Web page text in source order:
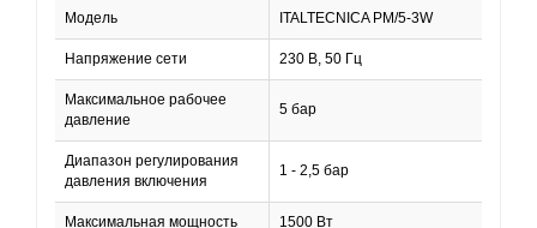
Модель ITALTECNICA РМ/5-3W
Напряжение сети 230 В, 50 Гц
Максимальное рабочее
давление
5 бар
Диапазон регулирования
давления включения
1 - 2,5 бар
Максимальная мощность 1500 Вт